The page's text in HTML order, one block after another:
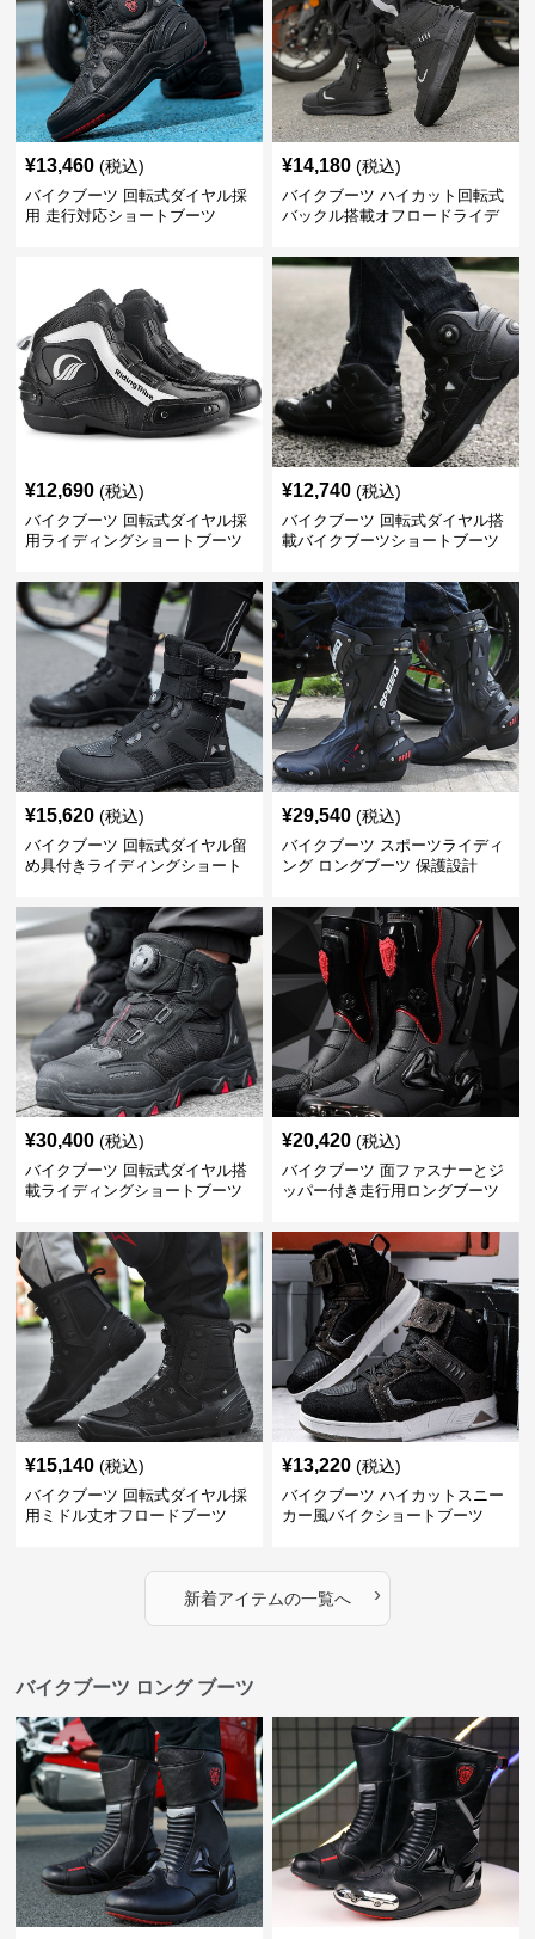
¥13,460 (税込)
バイクブーツ 回転式ダイヤル採
用 走行対応ショートブーツ
¥14,180 (税込)
バイクブーツ ハイカット回転式
バックル搭載オフロードライデ
¥12,690 (税込)
バイクブーツ 回転式ダイヤル採
用ライディングショートブーツ
¥12,740 (税込)
バイクブーツ 回転式ダイヤル搭
載バイクブーツショートブーツ
¥15,620 (税込)
バイクブーツ 回転式ダイヤル留
め具付きライディングショート
¥29,540 (税込)
バイクブーツ スポーツライディ
ング ロングブーツ 保護設計
¥30,400 (税込)
バイクブーツ 回転式ダイヤル搭
載ライディングショートブーツ
¥20,420 (税込)
バイクブーツ 面ファスナーとジ
ッパー付き走行用ロングブーツ
¥15,140 (税込)
バイクブーツ 回転式ダイヤル採
用ミドル丈オフロードブーツ
¥13,220 (税込)
バイクブーツ ハイカットスニー
カー風バイクショートブーツ
新着アイテムの一覧へ ›
バイクブーツ ロング ブーツ